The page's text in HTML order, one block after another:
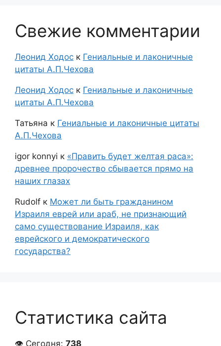
Свежие комментарии
Леонид Ходос к Гениальные и лаконичные
цитаты А.П.Чехова
Леонид Ходос к Гениальные и лаконичные
цитаты А.П.Чехова
Татьяна к Гениальные и лаконичные цитаты
А.П.Чехова
igor konnyi к «Править будет желтая раса»:
древнее пророчество сбывается прямо на
наших глазах
Rudolf к Может ли быть гражданином
Израиля еврей или араб, не признающий
само существование Израиля, как
еврейского и демократического
государства?
Статистика сайта
👁 Сегодня: 738